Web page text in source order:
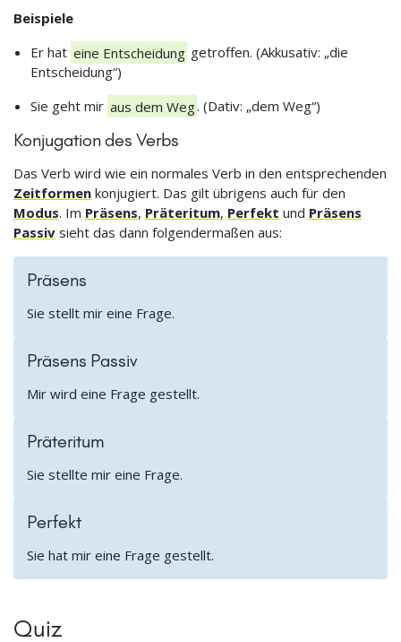
Beispiele
Er hat eine Entscheidung getroffen. (Akkusativ: „die
Entscheidung“)
Sie geht mir aus dem Weg. (Dativ: „dem Weg“)
Konjugation des Verbs
Das Verb wird wie ein normales Verb in den entsprechenden
Zeitformen konjugiert. Das gilt übrigens auch für den
Modus. Im Präsens, Präteritum, Perfekt und Präsens
Passiv sieht das dann folgendermaßen aus:
Präsens
Sie stellt mir eine Frage.
Präsens Passiv
Mir wird eine Frage gestellt.
Präteritum
Sie stellte mir eine Frage.
Perfekt
Sie hat mir eine Frage gestellt.
Quiz